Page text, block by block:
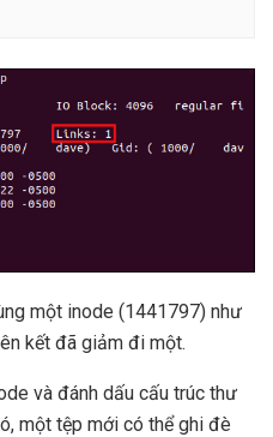
một inode (1441797) như
kết đã giảm đi một.
và đánh dấu cấu trúc thư
một tệp mới có thể ghi đè